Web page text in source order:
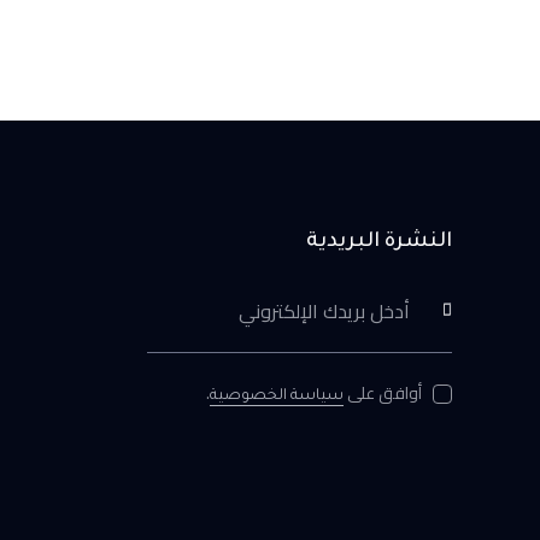
النشرة البريدية
اشترك الآن
أوافق على سياسة الخصوصية.